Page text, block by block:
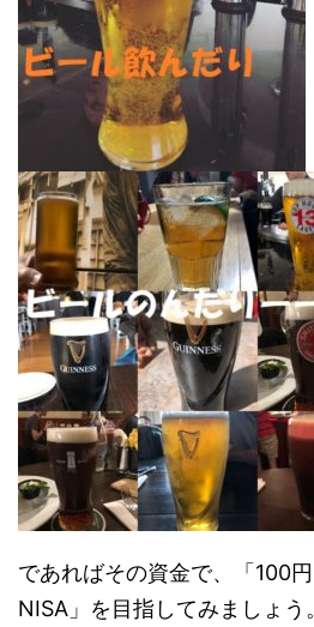
であればその資金で、「100
NISA」を目指してみましょう。